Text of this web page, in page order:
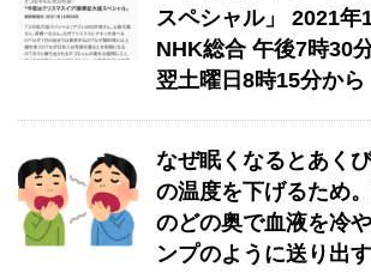
スペシャル」 2021年
NHK総合 午後7時30
翌土曜日8時15分から
なぜ眠くなるとあく
の温度を下げるため
のどの奥で血液を冷
ンプのように送り出す